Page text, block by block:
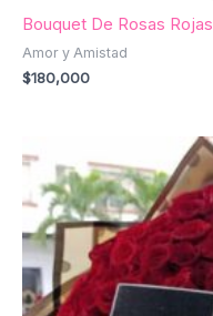
Bouquet De Rosas Rojas
Amor y Amistad
$180,000